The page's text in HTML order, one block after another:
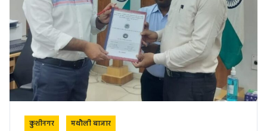
कुशीनगर मथौली बाजार